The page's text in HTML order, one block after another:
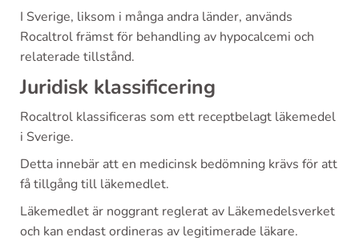
I Sverige, liksom i många andra länder, används
Rocaltrol främst för behandling av hypocalcemi och
relaterade tillstånd.
Juridisk klassificering
Rocaltrol klassificeras som ett receptbelagt läkemedel
i Sverige.
Detta innebär att en medicinsk bedömning krävs för att
få tillgång till läkemedlet.
Läkemedlet är noggrant reglerat av Läkemedelsverket
och kan endast ordineras av legitimerade läkare.